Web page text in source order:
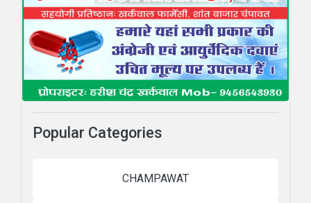
Popular Categories
CHAMPAWAT